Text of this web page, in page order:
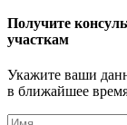
Получите
участкам
Укажите ваши
в ближайшее